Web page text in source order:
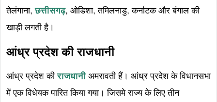
तेलंगाना,छत्तीसगढ़, ओडिशा, तमिलनाडु, कर्नाटक और बंगाल की
खाड़ी लगती है।
आंध्र प्रदेश की राजधानी
आंध्र प्रदेश कीराजधानी अमरावती हैं। आंध्र प्रदेश के विधानसभा
में एक विधेयक पारित किया गया। जिसमे राज्य के लिए तीन